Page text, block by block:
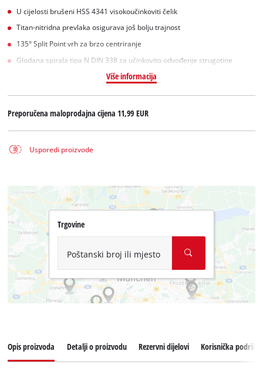
U cijelosti brušeni HSS 4341 visokoučinkoviti čelik
Titan-nitridna prevlaka osigurava još bolju trajnost
135° Split Point vrh za brzo centriranje
Glodana spirala tipa N DIN 338 za učinkovito odvođenje strugotine
Više informacija
Preporučena maloprodajna cijena11,99 EUR
Usporedi proizvode
Trgovine
Poštanski broj ili mjesto
Opis proizvoda Detalji o proizvodu Rezervni dijelovi Korisnička podrška